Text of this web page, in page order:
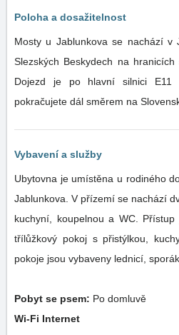
Poloha a dosažitelnost
Mosty u Jablunkova se nachází v
Slezských Beskydech na hranicích
Dojezd je po hlavní silnici E11
pokračujete dál směrem na
Vybavení a služby
Ubytovna je umístěna u rodiného
Jablunkova. V přízemí se nachází
kuchyní, koupelnou a WC.
třílůžkový pokoj s přistýlkou,
pokoje jsou vybaveny lednicí,
Pobyt se psem: Po domluvě
Wi-Fi Internet